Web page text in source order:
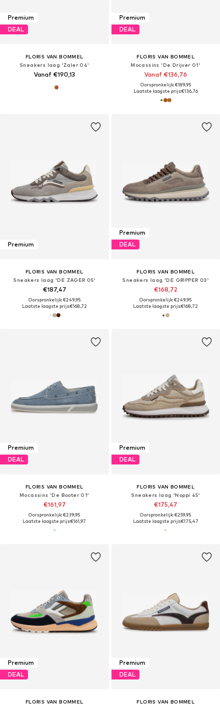
Premium
DEAL
FLORIS VAN BOMMEL
Sneakers laag 'Zaler 04'
Vanaf €190,13
Premium
DEAL
FLORIS VAN BOMMEL
Mocassins 'De Drijver 01'
Vanaf €136,76
Oorspronkelijk: €189,95
Laatste laagste prijs:€136,76
Premium
FLORIS VAN BOMMEL
Sneakers laag 'DE ZAGER 05'
€187,47
Oorspronkelijk: €249,95
Laatste laagste prijs:€168,72
Premium
DEAL
FLORIS VAN BOMMEL
Sneakers laag 'DE GRIPPER 03'
€168,72
Oorspronkelijk: €249,95
Laatste laagste prijs:€168,72
Premium
DEAL
FLORIS VAN BOMMEL
Mocassins 'De Booter 01'
€161,97
Oorspronkelijk: €239,95
Laatste laagste prijs:€161,97
Premium
DEAL
FLORIS VAN BOMMEL
Sneakers laag 'Noppi 45'
€175,47
Oorspronkelijk: €259,95
Laatste laagste prijs:€175,47
Premium
DEAL
FLORIS VAN BOMMEL
Premium
DEAL
FLORIS VAN BOMMEL